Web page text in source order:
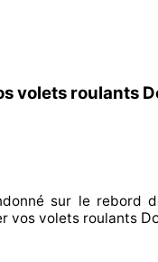
volets roulants
sur le rebord
vos volets roulants